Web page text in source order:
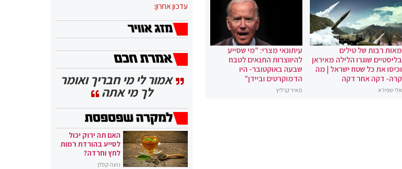
מאות רבות של טילים
בליסטיים שוגרו הלילה מאיראן
וכיסו את כל שטח ישראל | מה
קרה- דקה אחר דקה
אלי שפירא
עיתונאי מצרי: "מי שסייע
להיווצרות התנאים לטבח
שבעה באוקטובר- היו
הדמוקרטים וביידן"
מאיר קרליץ
עדכון אחרון:
אמור לי מי חבריך ואומר
לך מי אתה
האם תה ירוק יכול
לסייע בהורדת רמות
לחץ וחרדה?
נועה קפלן